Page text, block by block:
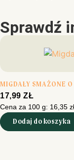
Sprawdź
MIGDAŁY SMAŻONE
17,99 ZŁ
Cena za 100 g: 16,35 zł
Dodaj do koszyka